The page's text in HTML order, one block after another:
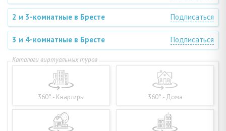
2 и 3-комнатные в Бресте Подписаться
3 и 4-комнатные в Бресте Подписаться
360° - Квартиры 360° - Дома